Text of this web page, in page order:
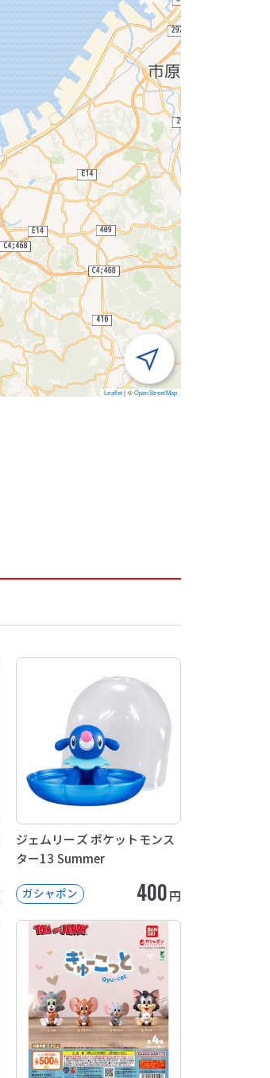
Leaflet | ©OpenStreetMap
ジェムリーズ ポケットモンス
ター13 Summer
ガシャポン 400円